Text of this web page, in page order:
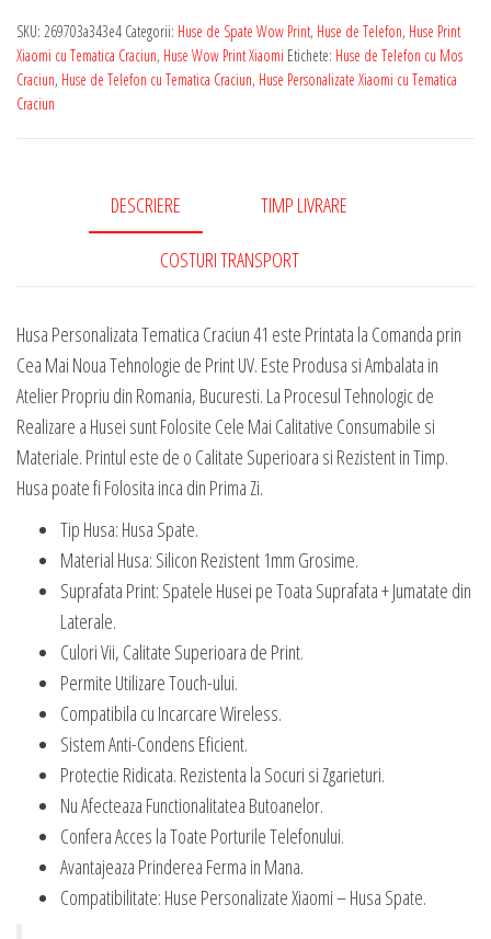
Personalizata
pentru
Orice
Tematica
SKU: 269703a343e4 Categorii: Huse de Spate Wow Print, Huse de Telefon, Huse Print
Xiaomi cu Tematica Craciun, Huse Wow Print Xiaomi Etichete: Huse de Telefon cu Mos
Craciun, Huse de Telefon cu Tematica Craciun, Huse Personalizate Xiaomi cu Tematica
Craciun
DESCRIERE TIMP LIVRARE
COSTURI TRANSPORT
Husa Personalizata Tematica Craciun 41 este Printata la Comanda prin
Cea Mai Noua Tehnologie de Print UV. Este Produsa si Ambalata in
Atelier Propriu din Romania, Bucuresti. La Procesul Tehnologic de
Realizare a Husei sunt Folosite Cele Mai Calitative Consumabile si
Materiale. Printul este de o Calitate Superioara si Rezistent in Timp.
Husa poate fi Folosita inca din Prima Zi.
Tip Husa: Husa Spate.
Material Husa: Silicon Rezistent 1mm Grosime.
Suprafata Print: Spatele Husei pe Toata Suprafata + Jumatate din
Laterale.
Culori Vii, Calitate Superioara de Print.
Permite Utilizare Touch-ului.
Compatibila cu Incarcare Wireless.
Sistem Anti-Condens Eficient.
Protectie Ridicata. Rezistenta la Socuri si Zgarieturi.
Nu Afecteaza Functionalitatea Butoanelor.
Confera Acces la Toate Porturile Telefonului.
Avantajeaza Prinderea Ferma in Mana.
Compatibilitate: Huse Personalizate Xiaomi – Husa Spate.